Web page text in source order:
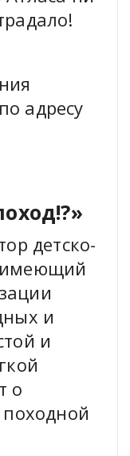
адресу
детско-
имеющий
и
и
о
походной